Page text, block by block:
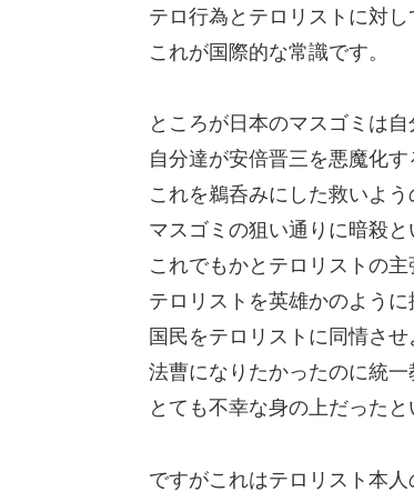
テロ行為とテロリストに対し
これが国際的な常識です。
ところが日本のマスゴミは
自分達が安倍晋三を悪魔化
これを鵜呑みにした救いよ
マスゴミの狙い通りに暗殺
これでもかとテロリストの主
テロリストを英雄かのように
国民をテロリストに同情さ
法曹になりたかったのに統
とても不幸な身の上だったと
ですがこれはテロリスト本